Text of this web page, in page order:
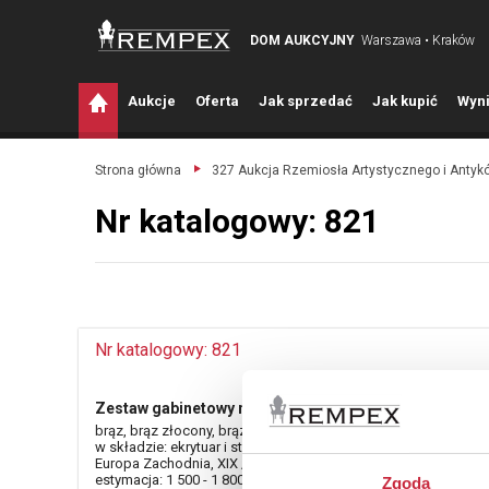
Zgoda
DOM AUKCYJNY Warszawa • Kraków
Aukcje Oferta Jak sprzedać Jak kupić W
Strona główna 327 Aukcja Rzemiosła Artystycznego i
Nr katalogowy: 821
Nr katalogowy: 821
Zestaw gabinetowy na biurko
brąz, brąz złocony, brąz patynowany, metal, szkło;
w składzie: ekrytuar i stojak na zapałki;
Europa Zachodnia, XIX / XX w.
estymacja: 1 500 - 1 800 zł